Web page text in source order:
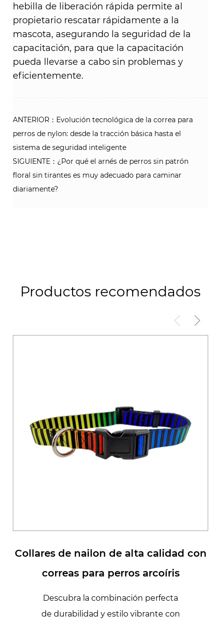
hebilla de liberación rápida permite al
propietario rescatar rápidamente a la
mascota, asegurando la seguridad de la
capacitación, para que la capacitación
pueda llevarse a cabo sin problemas y
eficientemente.
ANTERIOR：Evolución tecnológica de la correa para
perros de nylon: desde la tracción básica hasta el
sistema de seguridad inteligente
SIGUIENTE：¿Por qué el arnés de perros sin patrón
floral sin tirantes es muy adecuado para caminar
diariamente?
Productos recomendados
Collares de nailon de alta calidad con
correas para perros arcoíris
Descubra la combinación perfecta
de durabilidad y estilo vibrante con